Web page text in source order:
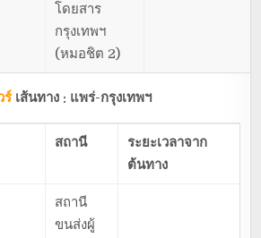
โดยสาร
กรุงเทพฯ
(หมอชิต 2)
ร์เส้นทาง : แพร่-กรุงเทพฯ
สถานี
ระยะเวลาจาก
ต้นทาง
สถานี
ขนส่งผู้